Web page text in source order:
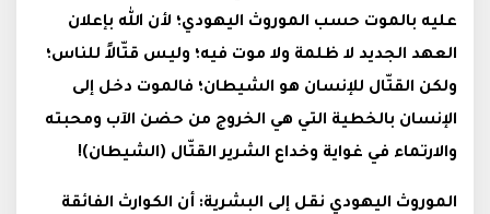
عليه بالموت حسب الموروث اليهودي؛ لأن الله بإعلان
العهد الجديد لا ظلمة ولا موت فيه؛ وليس قتّالاً للناس؛
ولكن القتّال للإنسان هو الشيطان؛ فالموت دخل إلى
الإنسان بالخطية التي هي الخروج من حضن الآب ومحبته
والارتماء في غواية وخداع الشرير القتّال (الشيطان)!
الموروث اليهودي نقل إلى البشرية: أن الكوارث الفائقة